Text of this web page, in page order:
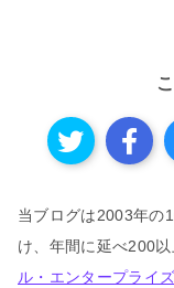
当ブログは2003年の
け、年間に延べ200以
ル・エンタープライ